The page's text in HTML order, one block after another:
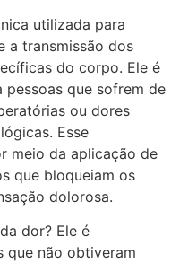
utilizada para
a transmissão dos
do corpo. Ele é
que sofrem de
ou dores
Esse
meio da aplicação de
que bloqueiam os
dolorosa.
dor? Ele é
que não obtiveram